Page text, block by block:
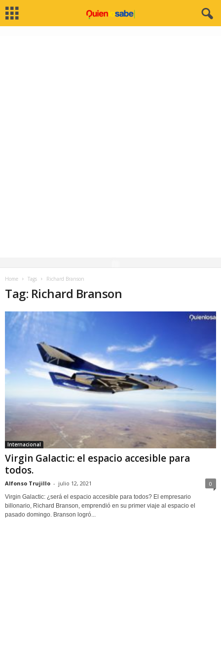
Home Tags Richard Branson
Tag: Richard Branson
Internacional
Virgin Galactic: el espacio accesible para
todos.
Alfonso Trujillo - julio 12, 2021 0
Virgin Galactic: ¿será el espacio accesible para todos? El empresario
billonario, Richard Branson, emprendió en su primer viaje al espacio el
pasado domingo. Branson logró...